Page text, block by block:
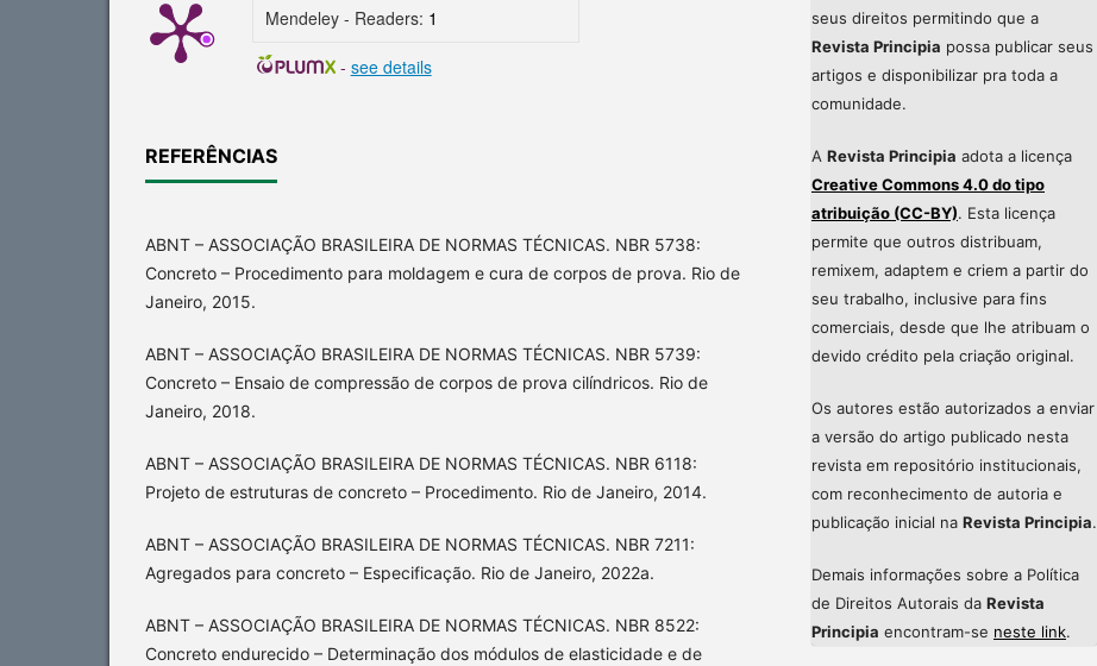
Mendeley - Readers: 1
- see details
REFERÊNCIAS
ABNT – ASSOCIAÇÃO BRASILEIRA DE NORMAS TÉCNICAS. NBR 5738:
Concreto – Procedimento para moldagem e cura de corpos de prova. Rio de
Janeiro, 2015.
ABNT – ASSOCIAÇÃO BRASILEIRA DE NORMAS TÉCNICAS. NBR 5739:
Concreto – Ensaio de compressão de corpos de prova cilíndricos. Rio de
Janeiro, 2018.
ABNT – ASSOCIAÇÃO BRASILEIRA DE NORMAS TÉCNICAS. NBR 6118:
Projeto de estruturas de concreto – Procedimento. Rio de Janeiro, 2014.
ABNT – ASSOCIAÇÃO BRASILEIRA DE NORMAS TÉCNICAS. NBR 7211:
Agregados para concreto – Especificação. Rio de Janeiro, 2022a.
ABNT – ASSOCIAÇÃO BRASILEIRA DE NORMAS TÉCNICAS. NBR 8522:
Concreto endurecido – Determinação dos módulos de elasticidade e de
seus direitos permitindo que a
Revista Principia possa publicar seus
artigos e disponibilizar pra toda a
comunidade.
A Revista Principia adota a licença
Creative Commons 4.0 do tipo
atribuição (CC-BY). Esta licença
permite que outros distribuam,
remixem, adaptem e criem a partir do
seu trabalho, inclusive para fins
comerciais, desde que lhe atribuam o
devido crédito pela criação original.
Os autores estão autorizados a enviar
a versão do artigo publicado nesta
revista em repositório institucionais,
com reconhecimento de autoria e
publicação inicial na Revista Principia.
Demais informações sobre a Política
de Direitos Autorais da Revista
Principia encontram-se neste link.